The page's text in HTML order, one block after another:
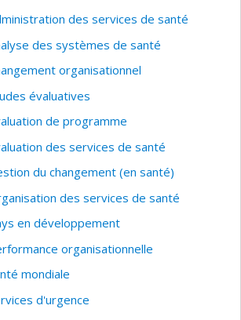
des services de santé
des systèmes de santé
organisationnel
évaluatives
de programme
des services de santé
du changement (en santé)
des services de santé
en développement
organisationnelle
mondiale
d'urgence